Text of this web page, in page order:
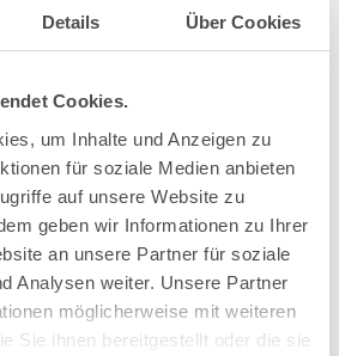
Details Über Cookies
Cookies.
um Inhalte und Anzeigen zu
für soziale Medien anbieten
auf unsere Website zu
geben wir Informationen zu Ihrer
an unsere Partner für soziale
Analysen weiter. Unsere Partner
möglicherweise mit weiteren
Sie ihnen bereitgestellt oder die sie
sowie rund 90 Kameras für die
über 20 Kilometern Strecke
genommen.
wird der
für Abschnitt, ohne dass der
je komplett unterbrochen wird.
Baumberger,
Tunnel Honeret